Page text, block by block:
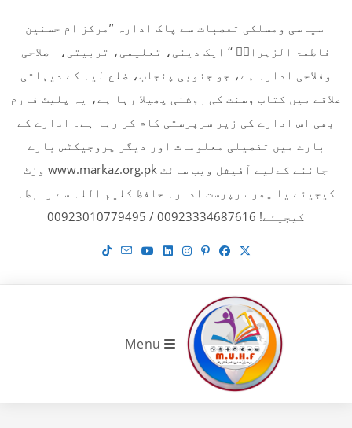
content
سیاسی ومسلکی تعصبات سے پاک ادارہ ’’مرکز ام حسنین
فاطمۃ الزہراءؓ ‘‘ ایک دینی، تعلیمی، تربیتی، اصلاحی
وفلاحی ادارہ ہے، جو جنوبی پنجاب، ضلع لیہ کے دیہاتی
علاقے میں کتاب وسنت کی روشنی پھیلا رہا ہے، یہ پلیٹ فارم
بھی اس ادارے کی زیر سرپرستی کام کر رہا ہے۔ ادارے کے
بارے میں تفصیلی معلومات اور دیگر پروجیکٹس بارے
جاننے کےلیے آفیشل ویب سائٹ www.markaz.org.pk وزٹ
کیجیئے یا پھر سرپرست ادارہ حافظ کلیم اللہ سے رابطہ
کیجیئے! 00923334687616 / 00923010779495
Menu